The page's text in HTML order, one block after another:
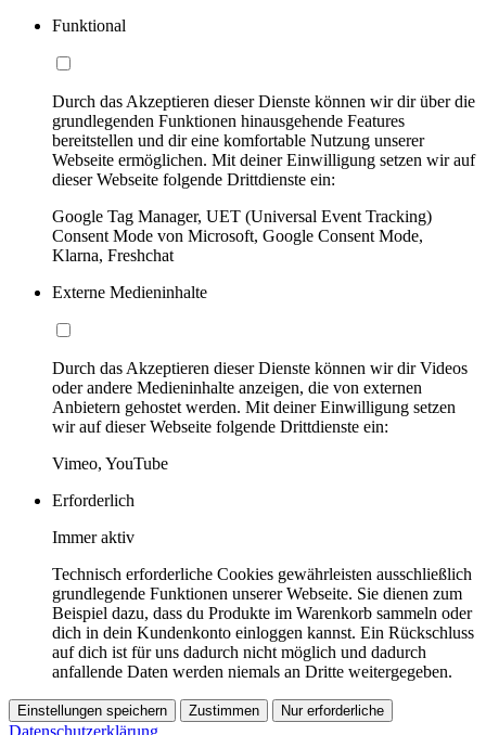
Funktional
Durch das Akzeptieren dieser Dienste können wir dir über die
grundlegenden Funktionen hinausgehende Features
bereitstellen und dir eine komfortable Nutzung unserer
Webseite ermöglichen. Mit deiner Einwilligung setzen wir auf
dieser Webseite folgende Drittdienste ein:
Google Tag Manager, UET (Universal Event Tracking)
Consent Mode von Microsoft, Google Consent Mode,
Klarna, Freshchat
Externe Medieninhalte
Durch das Akzeptieren dieser Dienste können wir dir Videos
oder andere Medieninhalte anzeigen, die von externen
Anbietern gehostet werden. Mit deiner Einwilligung setzen
wir auf dieser Webseite folgende Drittdienste ein:
Vimeo, YouTube
Erforderlich
Immer aktiv
Technisch erforderliche Cookies gewährleisten ausschließlich
grundlegende Funktionen unserer Webseite. Sie dienen zum
Beispiel dazu, dass du Produkte im Warenkorb sammeln oder
dich in dein Kundenkonto einloggen kannst. Ein Rückschluss
auf dich ist für uns dadurch nicht möglich und dadurch
anfallende Daten werden niemals an Dritte weitergegeben.
Einstellungen speichern Zustimmen Nur erforderliche
Datenschutzerklärung